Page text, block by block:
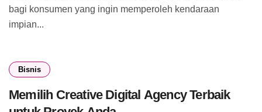
bagi konsumen yang ingin memperoleh kendaraan
impian...
Bisnis
Memilih Creative Digital Agency Terbaik